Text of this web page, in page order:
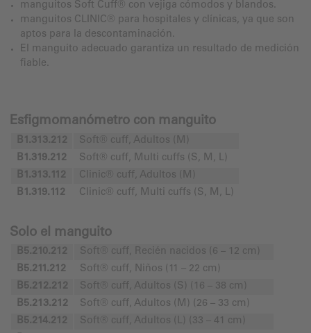
manguitos Soft Cuff® con vejiga cómodos y blandos.
manguitos CLINIC® para hospitales y clínicas, ya que son
aptos para la descontaminación.
El manguito adecuado garantiza un resultado de medición
fiable.
Esfigmomanómetro con manguito
B1.313.212
Soft® cuff, Adultos (M)
B1.319.212
Soft® cuff, Multi cuffs (S, M, L)
B1.313.112
Clinic® cuff, Adultos (M)
B1.319.112
Clinic® cuff, Multi cuffs (S, M, L)
Solo el manguito
B5.210.212
Soft® cuff, Recién nacidos (6 – 12 cm)
B5.211.212
Soft® cuff, Niños (11 – 22 cm)
B5.212.212
Soft® cuff, Adultos (S) (16 – 38 cm)
B5.213.212
Soft® cuff, Adultos (M) (26 – 33 cm)
B5.214.212
Soft® cuff, Adultos (L) (33 – 41 cm)